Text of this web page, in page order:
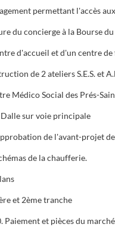
sur voie principale
de la chaufferie.
et 2ème tranche
Paiement et pièces du marché